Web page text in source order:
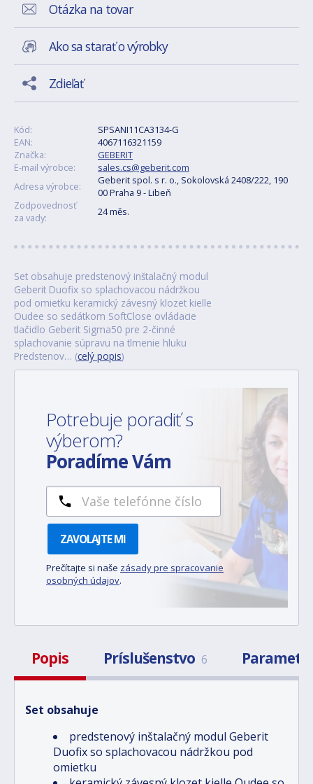
Otázka na tovar
Ako sa starať o výrobky
Zdieľať
Kód:
SPSANI11CA3134-G
EAN:
4067116321159
Značka:
GEBERIT
E-mail výrobce:
sales.cs@geberit.com
Adresa výrobce:
Geberit spol. s r. o., Sokolovská 2408/222, 190
00 Praha 9 - Libeň
Zodpovednosť
za vady:
24 měs.
Set obsahuje predstenový inštalačný modul
Geberit Duofix so splachovacou nádržkou
pod omietku keramický závesný klozet kielle
Oudee so sedátkom SoftClose ovládacie
tlačidlo Geberit Sigma50 pre 2-činné
splachovanie súpravu na tlmenie hluku
Predstenov… (celý popis)
Potrebuje poradiť s
výberom?
Poradíme Vám
ZAVOLAJTE MI
Prečítajte si naše zásady pre spracovanie
osobných údajov.
Popis Príslušenstvo 6
Set obsahuje
predstenový inštalačný modul Geberit
Duofix so splachovacou nádržkou pod
omietku